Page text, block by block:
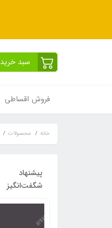
سبد خرید
فروش اقساطی
خانه محصولات
پیشنهاد
شگفت‌انگیز